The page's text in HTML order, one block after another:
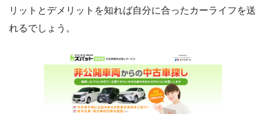
リットとデメリットを知れば自分に合ったカーライフを送
れるでしょう。